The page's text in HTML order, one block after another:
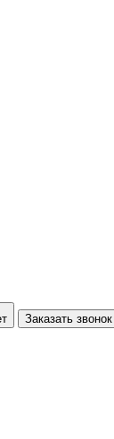
Заказать звонок